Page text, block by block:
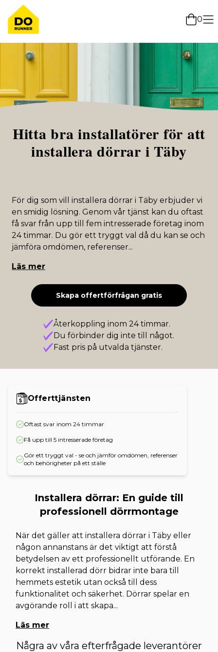
0
Hitta bra installatörer för att
installera dörrar i Täby
För dig som vill installera dörrar i Täby erbjuder vi
en smidig lösning. Genom vår tjänst kan du oftast
få svar från upp till fem intresserade företag inom
24 timmar. Du gör ett tryggt val då du kan se och
jämföra omdömen, referenser...
Läs mer
Skapa offertförfrågan gratis
Återkoppling inom 24 timmar.
Du förbinder dig inte till något.
Fast pris på utvalda tjänster.
Offerttjänsten
Oftast svar inom 24 timmar
Få upp till 5 intresserade företag
Gör ett tryggt val - se och jämför omdömen, referenser
och behörigheter på ett ställe
Installera dörrar: En guide till
professionell dörrmontage
När det gäller att installera dörrar i Täby eller
någon annanstans är det viktigt att förstå
betydelsen av ett professionellt utförande. En
korrekt installerad dörr bidrar inte bara till
hemmets estetik utan också till dess
funktionalitet och säkerhet. Dörrar spelar en
avgörande roll i att skapa...
Läs mer
Några av våra efterfrågade leverantörer